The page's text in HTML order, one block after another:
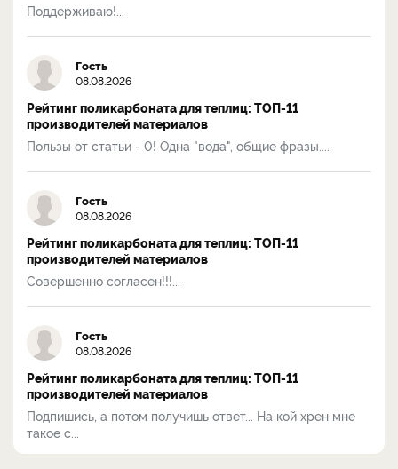
Поддерживаю!...
Гость
08.08.2026
Рейтинг поликарбоната для теплиц: ТОП-11
производителей материалов
Пользы от статьи - 0! Одна "вода", общие фразы....
Гость
08.08.2026
Рейтинг поликарбоната для теплиц: ТОП-11
производителей материалов
Совершенно согласен!!!...
Гость
08.08.2026
Рейтинг поликарбоната для теплиц: ТОП-11
производителей материалов
Подпишись, а потом получишь ответ... На кой хрен мне
такое с...